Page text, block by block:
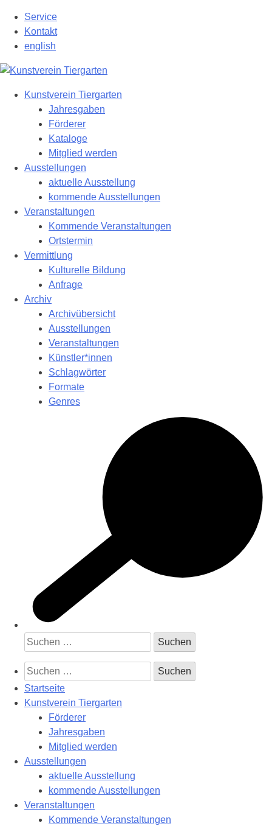
Hauptinhalt
springen
Service
Kontakt
english
Kunstverein Tiergarten
Jahresgaben
Förderer
Kataloge
Mitglied werden
Ausstellungen
aktuelle Ausstellung
kommende Ausstellungen
Veranstaltungen
Kommende Veranstaltungen
Ortstermin
Vermittlung
Kulturelle Bildung
Anfrage
Archiv
Archivübersicht
Ausstellungen
Veranstaltungen
Künstler*innen
Schlagwörter
Formate
Genres
Suchen
nach:
Suchen
nach:
Startseite
Kunstverein Tiergarten
Förderer
Jahresgaben
Mitglied werden
Ausstellungen
aktuelle Ausstellung
kommende Ausstellungen
Veranstaltungen
Kommende Veranstaltungen